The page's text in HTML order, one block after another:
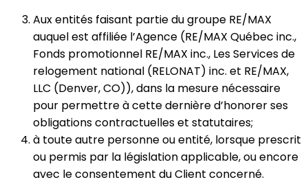
Aux entités faisant partie du groupe RE/MAX
auquel est affiliée l’Agence (RE/MAX Québec inc.,
Fonds promotionnel RE/MAX inc., Les Services de
relogement national (RELONAT) inc. et RE/MAX,
LLC (Denver, CO)), dans la mesure nécessaire
pour permettre à cette dernière d’honorer ses
obligations contractuelles et statutaires;
à toute autre personne ou entité, lorsque prescrit
ou permis par la législation applicable, ou encore
avec le consentement du Client concerné.